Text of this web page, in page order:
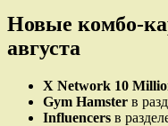
Новые комбо-
августа
X Network 10
Gym Hamster в
Influencers в